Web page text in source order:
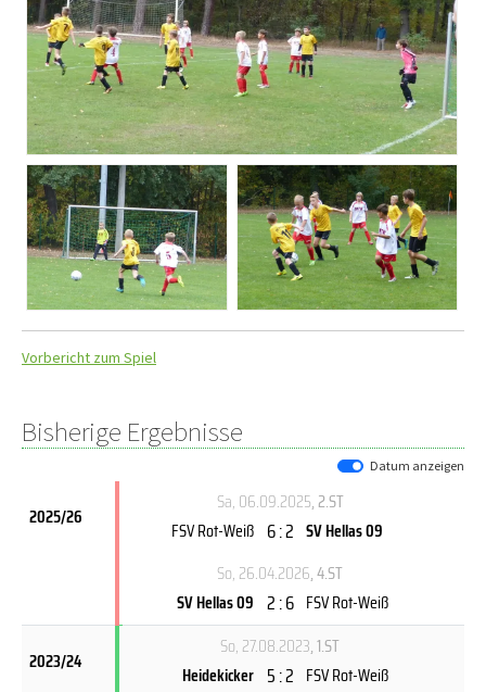
Vorbericht zum Spiel
Bisherige Ergebnisse
Datum anzeigen
2025/26
Sa, 06.09.2025, 2.ST
FSV Rot-Weiß 6 : 2 SV Hellas 09
So, 26.04.2026, 4.ST
SV Hellas 09 2 : 6 FSV Rot-Weiß
2023/24
So, 27.08.2023, 1.ST
Heidekicker 5 : 2 FSV Rot-Weiß